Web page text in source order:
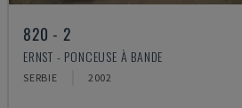
820 - 2
ERNST - PONCEUSE À BANDE
SERBIE 2002